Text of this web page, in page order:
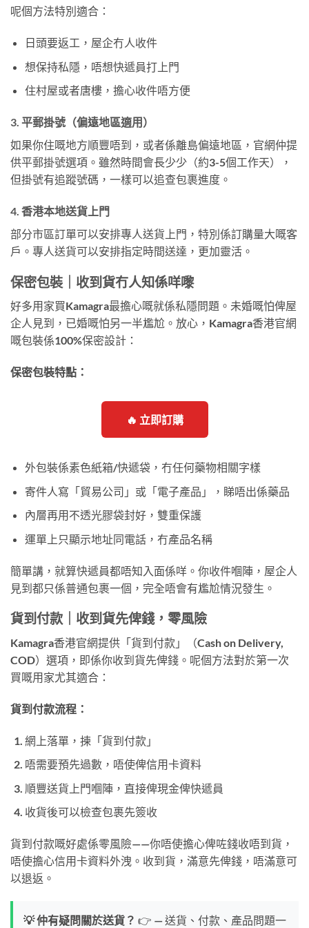
呢個方法特別適合：
日頭要返工，屋企冇人收件
想保持私隱，唔想快遞員打上門
住村屋或者唐樓，擔心收件唔方便
3. 平郵掛號（偏遠地區適用）
如果你住嘅地方順豐唔到，或者係離島偏遠地區，官網仲提
供平郵掛號選項。雖然時間會長少少（約3-5個工作天），
但掛號有追蹤號碼，一樣可以追查包裹進度。
4. 香港本地送貨上門
部分市區訂單可以安排專人送貨上門，特別係訂購量大嘅客
戶。專人送貨可以安排指定時間送達，更加靈活。
保密包裝｜收到貨冇人知係咩嚟
好多用家買Kamagra最擔心嘅就係私隱問題。未婚嘅怕俾屋
企人見到，已婚嘅怕另一半尷尬。放心，Kamagra香港官網
嘅包裝係100%保密設計：
保密包裝特點：
🔥 立即訂購
外包裝係素色紙箱/快遞袋，冇任何藥物相關字樣
寄件人寫「貿易公司」或「電子產品」，睇唔出係藥品
內層再用不透光膠袋封好，雙重保護
運單上只顯示地址同電話，冇產品名稱
簡單講，就算快遞員都唔知入面係咩。你收件嗰陣，屋企人
見到都只係普通包裹一個，完全唔會有尷尬情況發生。
貨到付款｜收到貨先俾錢，零風險
Kamagra香港官網提供「貨到付款」（Cash on Delivery,
COD）選項，即係你收到貨先俾錢。呢個方法對於第一次
買嘅用家尤其適合：
貨到付款流程：
網上落單，揀「貨到付款」
唔需要預先過數，唔使俾信用卡資料
順豐送貨上門嗰陣，直接俾現金俾快遞員
收貨後可以檢查包裹先簽收
貨到付款嘅好處係零風險——你唔使擔心俾咗錢收唔到貨，
唔使擔心信用卡資料外洩。收到貨，滿意先俾錢，唔滿意可
以退返。
💡 仲有疑問關於送貨？ 👉 — 送貨、付款、產品問題一